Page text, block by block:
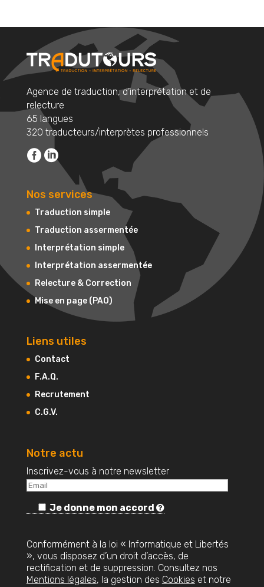
Agence de traduction, d’interprétation et de
relecture
65 langues
320 traducteurs/interprètes professionnels
Nos services
Traduction simple
Traduction assermentée
Interprétation simple
Interprétation assermentée
Relecture & Correction
Mise en page (PAO)
Liens utiles
Contact
F.A.Q.
Recrutement
C.G.V.
Notre actu
Inscrivez-vous à notre newsletter
Je donne mon accord
Conformément à la loi « Informatique et Libertés
», vous disposez d’un droit d’accès, de
rectification et de suppression. Consultez nos
Mentions légales, la gestion des Cookies et notre